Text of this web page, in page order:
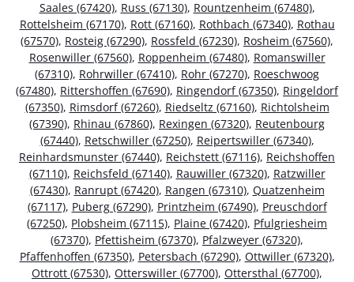
Saales (67420), Russ (67130), Rountzenheim (67480),
Rottelsheim (67170), Rott (67160), Rothbach (67340), Rothau
(67570), Rosteig (67290), Rossfeld (67230), Rosheim (67560),
Rosenwiller (67560), Roppenheim (67480), Romanswiller
(67310), Rohrwiller (67410), Rohr (67270), Roeschwoog
(67480), Rittershoffen (67690), Ringendorf (67350), Ringeldorf
(67350), Rimsdorf (67260), Riedseltz (67160), Richtolsheim
(67390), Rhinau (67860), Rexingen (67320), Reutenbourg
(67440), Retschwiller (67250), Reipertswiller (67340),
Reinhardsmunster (67440), Reichstett (67116), Reichshoffen
(67110), Reichsfeld (67140), Rauwiller (67320), Ratzwiller
(67430), Ranrupt (67420), Rangen (67310), Quatzenheim
(67117), Puberg (67290), Printzheim (67490), Preuschdorf
(67250), Plobsheim (67115), Plaine (67420), Pfulgriesheim
(67370), Pfettisheim (67370), Pfalzweyer (67320),
Pfaffenhoffen (67350), Petersbach (67290), Ottwiller (67320),
Ottrott (67530), Otterswiller (67700), Ottersthal (67700),